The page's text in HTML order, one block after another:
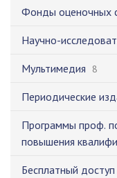
Фонды оценочных
Научно-
Мультимедия 8
Периодические
Программы проф.
повышения
Бесплатный доступ